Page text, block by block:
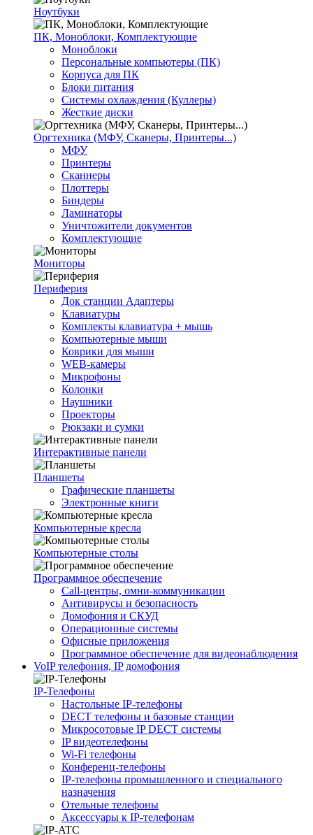
Ноутбуки
ПК, Моноблоки, Комплектующие
Моноблоки
Персональные компьютеры (ПК)
Корпуса для ПК
Блоки питания
Системы охлаждения (Куллеры)
Жесткие диски
Оргтехника (МФУ, Сканеры, Принтеры...)
МФУ
Принтеры
Сканнеры
Плоттеры
Биндеры
Ламинаторы
Уничтожители документов
Комплектующие
Мониторы
Периферия
Док станции Адаптеры
Клавиатуры
Комплекты клавиатура + мышь
Компьютерные мыши
Коврики для мыши
WEB-камеры
Микрофоны
Колонки
Наушники
Проекторы
Рюкзаки и сумки
Интерактивные панели
Планшеты
Графические планшеты
Электронные книги
Компьютерные кресла
Компьютерные столы
Программное обеспечение
Call-центры, омни-коммуникации
Антивирусы и безопасность
Домофония и СКУД
Операционные системы
Офисные приложения
Программное обеспечение для видеонаблюдения
VoIP телефония, IP домофония
IP-Телефоны
Настольные IP-телефоны
DECT телефоны и базовые станции
Микросотовые IP DECT системы
IP видеотелефоны
Wi-Fi телефоны
Конференц-телефоны
IP-телефоны промышленного и специального
назначения
Отельные телефоны
Аксессуары к IP-телефонам